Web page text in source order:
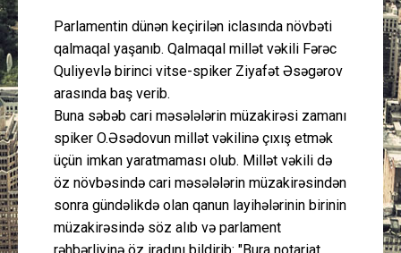
Əlaqə
Parlamentin dünən keçirilən iclasında növbəti
qalmaqal yaşanıb. Qalmaqal millət vəkili Fərəc
Quliyevlə birinci vitse-spiker Ziyafət Əsəgərov
arasında baş verib.
Buna səbəb cari məsələlərin müzakirəsi zamanı
spiker O.Əsədovun millət vəkilinə çıxış etmək
üçün imkan yaratmaması olub. Millət vəkili də
öz növbəsində cari məsələlərin müzakirəsindən
sonra gündəlikdə olan qanun layihələrinin birinin
müzakirəsində söz alıb və parlament